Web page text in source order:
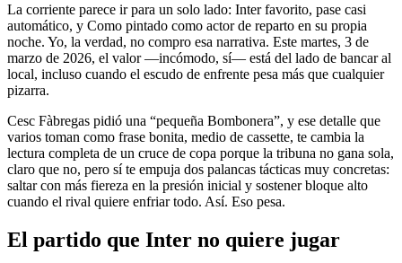
La corriente parece ir para un solo lado: Inter favorito, pase casi
automático, y Como pintado como actor de reparto en su propia
noche. Yo, la verdad, no compro esa narrativa. Este martes, 3 de
marzo de 2026, el valor —incómodo, sí— está del lado de bancar al
local, incluso cuando el escudo de enfrente pesa más que cualquier
pizarra.
Cesc Fàbregas pidió una “pequeña Bombonera”, y ese detalle que
varios toman como frase bonita, medio de cassette, te cambia la
lectura completa de un cruce de copa porque la tribuna no gana sola,
claro que no, pero sí te empuja dos palancas tácticas muy concretas:
saltar con más fiereza en la presión inicial y sostener bloque alto
cuando el rival quiere enfriar todo. Así. Eso pesa.
El partido que Inter no quiere jugar